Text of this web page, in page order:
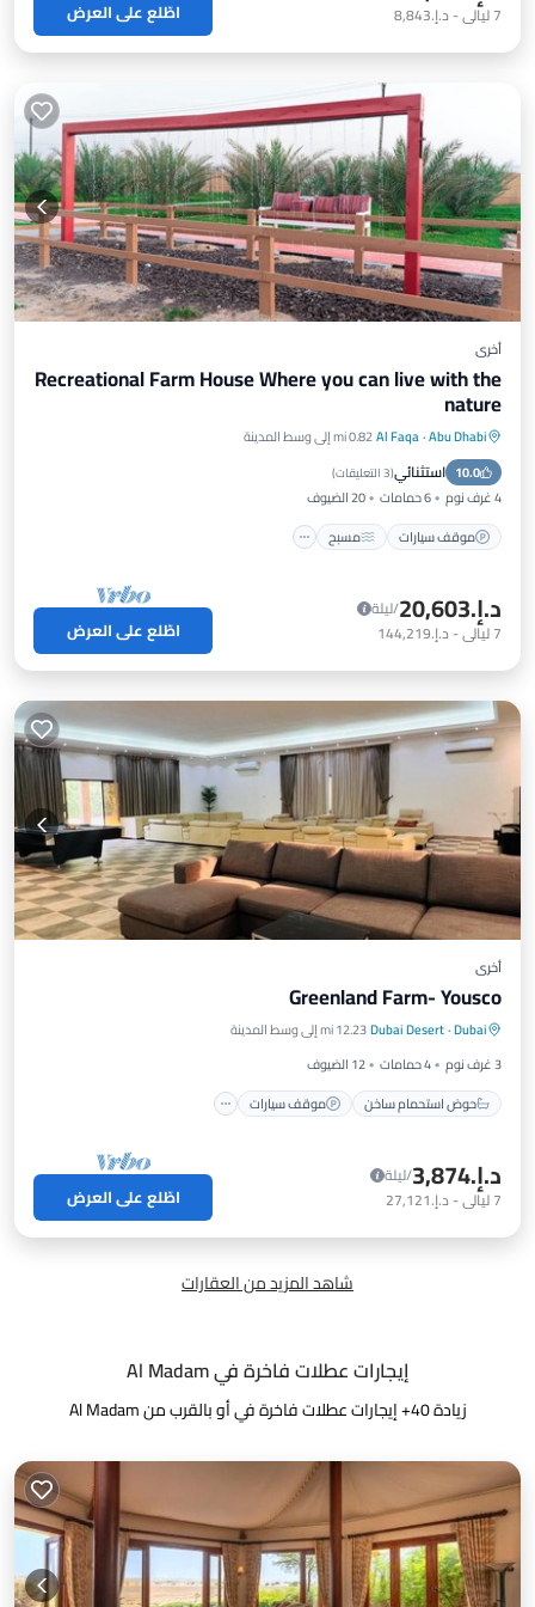
7ليالي- د.إ.‏8,843 اطّلع على العرض
أخرى
Recreational Farm House Where you can live with the
nature
Abu Dhabi
·
Al Faqa0.82 mi إلى وسط المدينة
10.0 استثنائي(3 التعليقات )
4 غرف نوم 6 حمامات
20 الضيوف
موقف سيارات
مسبح
موقف سيارات مسبح
إنترنت
د.إ.‏20,603
/ليلة
7ليالي- د.إ.‏144,219 اطّلع على العرض
أخرى
Greenland Farm- Yousco
Dubai
·
Dubai Desert12.23 mi إلى وسط المدينة
3 غرف نوم
4 حمامات
12 الضيوف
حوض استحمام ساخن
موقف سيارات
حوض استحمام ساخن
مسبح
شرفة / تراس
د.إ.‏3,874
/ليلة
7ليالي- د.إ.‏27,121 اطّلع على العرض
شاهد المزيد من العقارات
إيجارات عطلات فاخرة في Al Madam
زيادة40+ إيجارات عطلات فاخرة في أو بالقرب من Al Madam